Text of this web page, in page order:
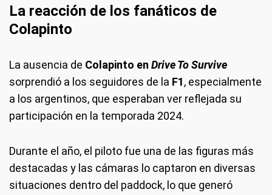
La reacción de los fanáticos de
Colapinto
La ausencia de Colapinto en Drive To Survive
sorprendió a los seguidores de la F1, especialmente
a los argentinos, que esperaban ver reflejada su
participación en la temporada 2024.
Durante el año, el piloto fue una de las figuras más
destacadas y las cámaras lo captaron en diversas
situaciones dentro del paddock, lo que generó